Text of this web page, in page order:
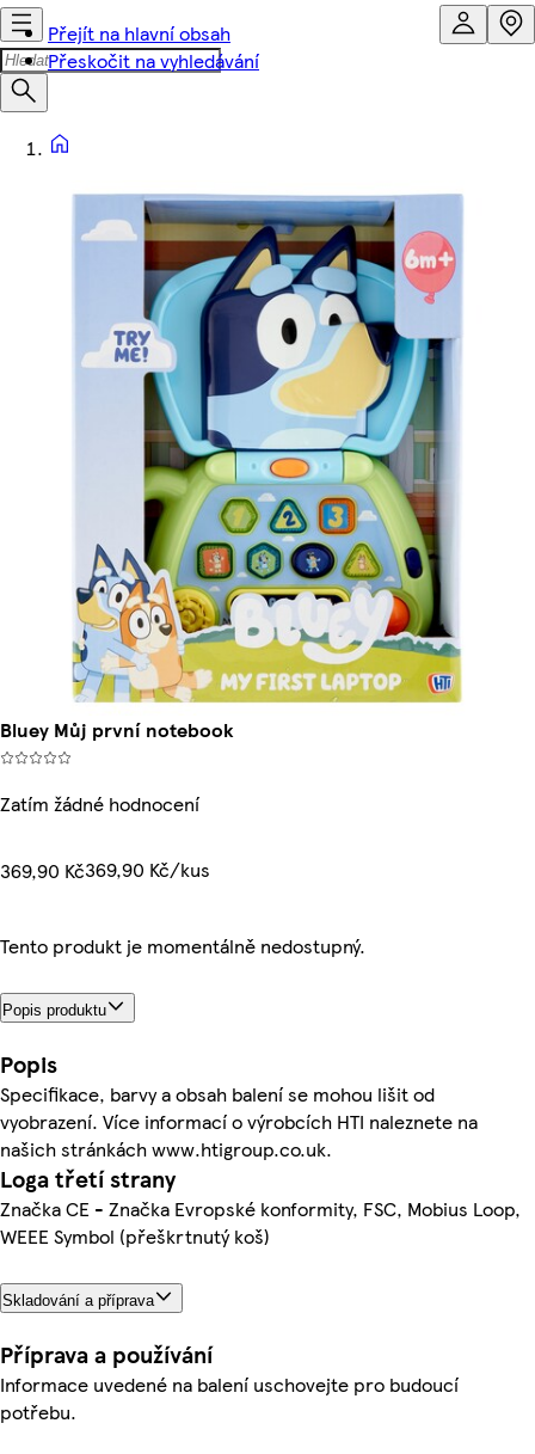
Přejít na hlavní obsah
Přeskočit na vyhledávání
Bluey Můj první notebook
Zatím žádné hodnocení
369,90 Kč369,90 Kč/kus
Tento produkt je momentálně nedostupný.
Popis produktu
Popis
Specifikace, barvy a obsah balení se mohou lišit od
vyobrazení. Více informací o výrobcích HTI naleznete na
našich stránkách www.htigroup.co.uk.
Loga třetí strany
Značka CE - Značka Evropské konformity, FSC, Mobius Loop,
WEEE Symbol (přeškrtnutý koš)
Skladování a příprava
Příprava a používání
Informace uvedené na balení uschovejte pro budoucí
potřebu.